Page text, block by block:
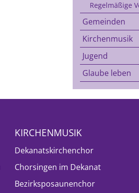
Regelmäßige
Gemeinden
Kirchenmusik
Jugend
Glaube leben
KIRCHENMUSIK
Dekanatskirchenchor
Chorsingen im Dekanat
Bezirksposaunenchor